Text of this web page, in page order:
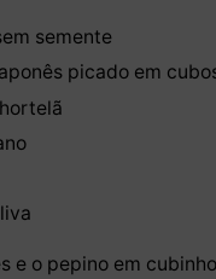
semente
picado em
e o pepino em